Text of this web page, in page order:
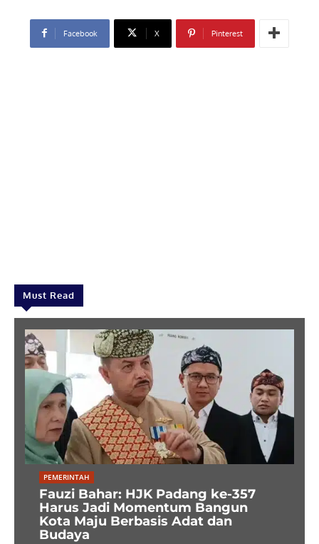
Facebook X Pinterest
Must Read
PEMERINTAH
Fauzi Bahar: HJK Padang ke-357
Harus Jadi Momentum Bangun
Kota Maju Berbasis Adat dan
Budaya